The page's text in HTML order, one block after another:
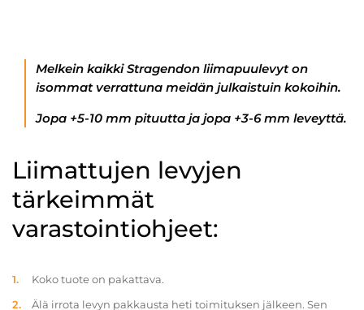
Melkein kaikki Stragendon liimapuulevyt on
isommat verrattuna meidän julkaistuin kokoihin.
Jopa +5-10 mm pituutta ja jopa +3-6 mm leveyttä.
Liimattujen levyjen
tärkeimmät
varastointiohjeet:
Koko tuote on pakattava.
Älä irrota levyn pakkausta heti toimituksen jälkeen. Sen